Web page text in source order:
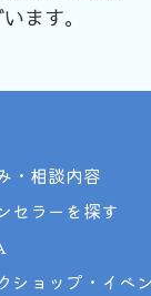
ます。
・相談内容
セラーを探す
ショップ・イベ